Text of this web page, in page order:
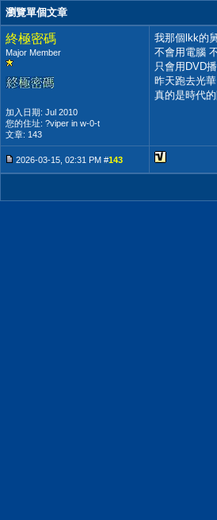
瀏覽單個文章
終極密碼
Major Member
加入日期: Jul 2010
您的住址: ?viper in w-0-t
文章: 143
我那個lkk的
不會用電腦
只會用DVD
昨天跑去光
真的是時代
2026-03-15, 02:31 PM #143